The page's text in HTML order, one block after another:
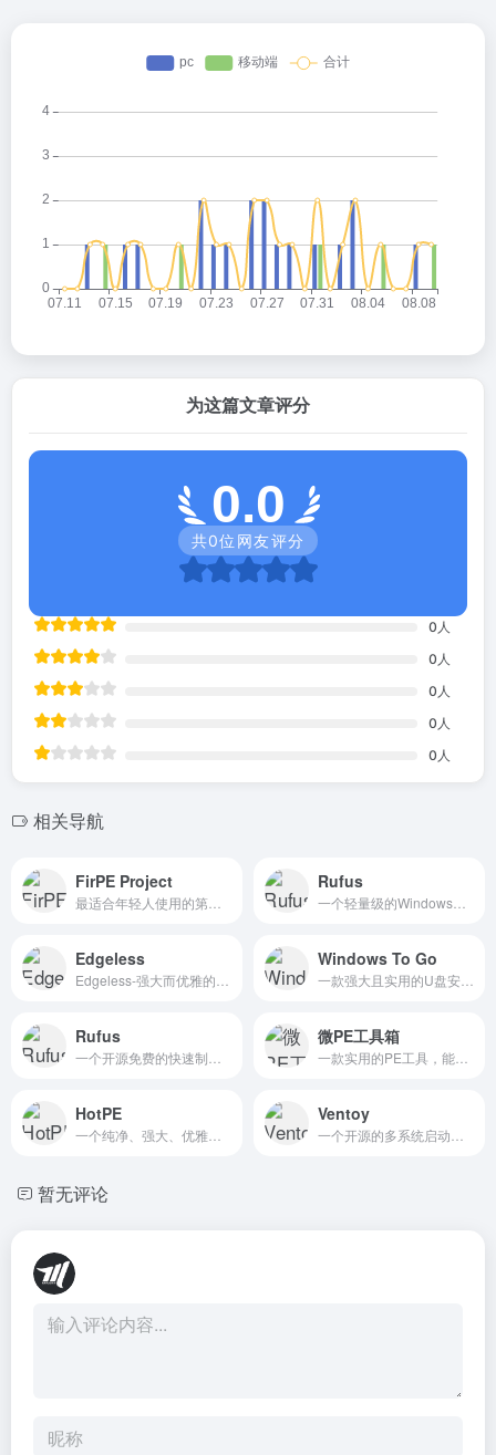
为这篇文章评分
0.0
共0位网友评分
0 人
0 人
0 人
0 人
0 人
相关导航
FirPE Project Rufus
Edgeless Windows To Go
Rufus 微PE工具箱
HotPE Ventoy
暂无评论